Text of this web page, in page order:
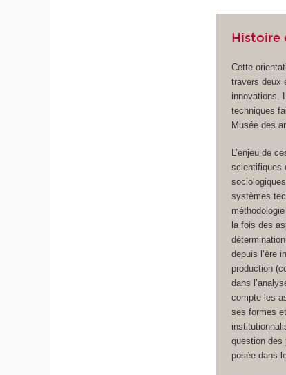
Histoire
Cette
travers deux
innovations.
techniques
Musée des
L’enjeu de
scientifiques
systèmes
la fois des
depuis l’ère
production
dans
compte les
ses formes
question des
posée dans